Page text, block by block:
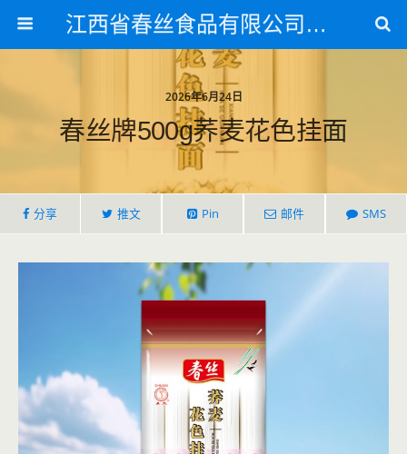
江西省春丝食品有限公司官方网站
2026年6月24日
春丝牌500g荞麦花色挂面
分享 推文 Pin 邮件 SMS